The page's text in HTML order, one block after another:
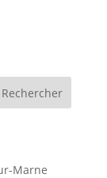
Rechercher
Marne